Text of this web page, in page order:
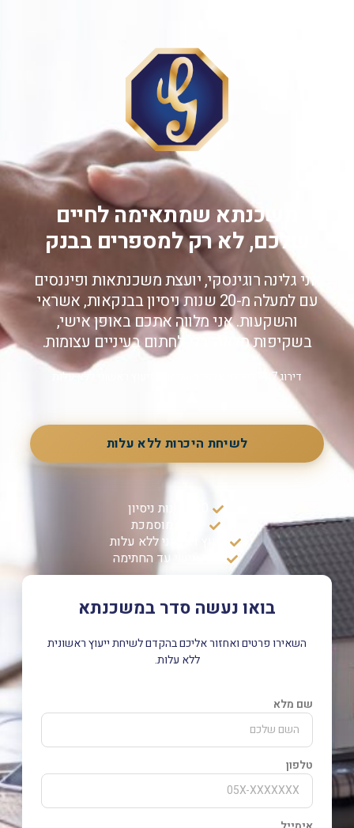
משכנתא שמתאימה לחיים
שלכם, לא רק למספרים בבנק
אני גלינה רוגינסקי, יועצת משכנתאות ופיננסים
עם למעלה מ-20 שנות ניסיון בבנקאות, אשראי
והשקעות. אני מלווה אתכם באופן אישי,
בשקיפות מלאה, בלי לחתום בעיניים עצומות.
דירוג 4.7 · ליוויתי אלפי משפחות · ייעוץ ראשוני ללא עלות
לשיחת היכרות ללא עלות
יועצת מוסמכת
ייעוץ ראשוני ללא עלות
ליווי אישי עד החתימה
בואו נעשה סדר במשכנתא
השאירו פרטים ואחזור אליכם בהקדם לשיחת ייעוץ ראשונית
ללא עלות.
שם מלא
טלפון